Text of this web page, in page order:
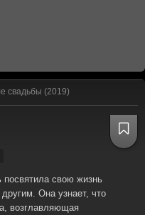
свадьбы (2019)
посвятила свою жизнь
Она узнает, что
возглавляющая